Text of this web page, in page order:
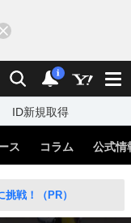
検索 通知
i
ID新規取得
ス コラム 公式情
戦！（PR）